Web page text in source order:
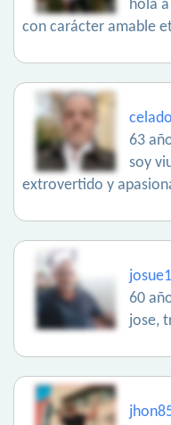
hola
con carácter amable
63
soy
extrovertido y
60
jose,